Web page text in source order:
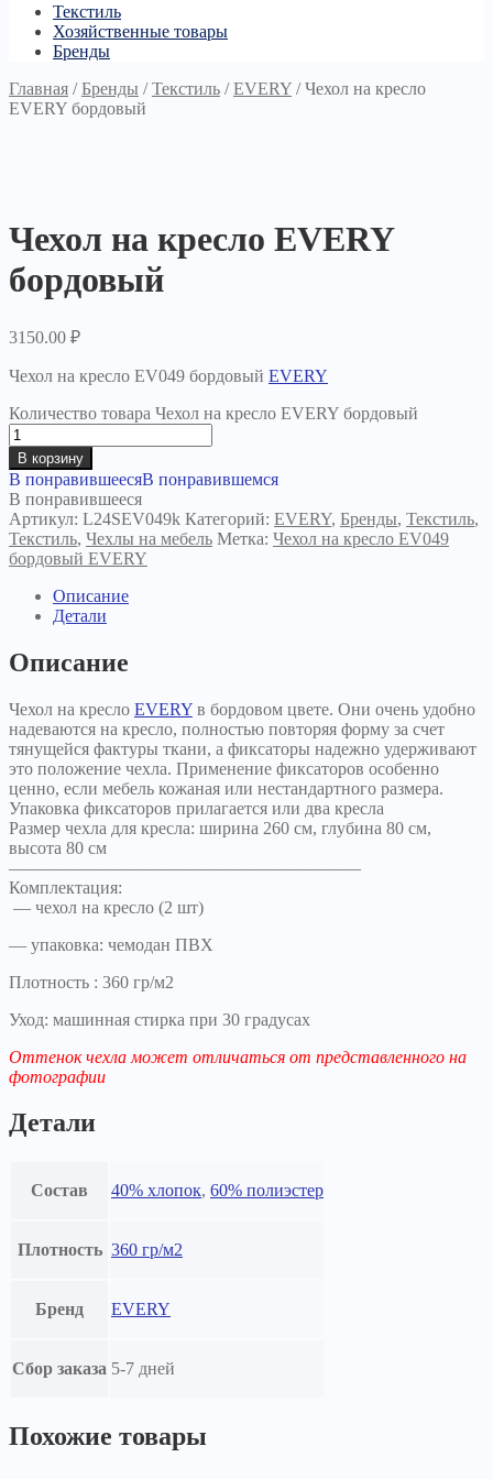
Текстиль
Хозяйственные товары
Бренды
Главная /Бренды /Текстиль /EVERY /Чехол на кресло
EVERY бордовый
Чехол на кресло EVERY
бордовый
3150.00 ₽
Чехол на кресло EV049 бордовый EVERY
Количество товара Чехол на кресло EVERY бордовый
В корзину
В понравившеесяВ понравившемся
В понравившееся
Артикул: L24SEV049k Категорий: EVERY, Бренды, Текстиль,
Текстиль, Чехлы на мебель Метка: Чехол на кресло EV049
бордовый EVERY
Описание
Детали
Описание
Чехол на кресло EVERY в бордовом цвете. Они очень удобно
надеваются на кресло, полностью повторяя форму за счет
тянущейся фактуры ткани, а фиксаторы надежно удерживают
это положение чехла. Применение фиксаторов особенно
ценно, если мебель кожаная или нестандартного размера.
Упаковка фиксаторов прилагается или два кресла
Размер чехла для кресла: ширина 260 см, глубина 80 см,
высота 80 см
————————————————————
Комплектация:
— чехол на кресло (2 шт)
— упаковка: чемодан ПВХ
Плотность : 360 гр/м2
Уход: машинная стирка при 30 градусах
Оттенок чехла может отличаться от представленного на
фотографии
Детали
Состав 40% хлопок, 60% полиэстер
Плотность 360 гр/м2
Бренд EVERY
Сбор заказа 5-7 дней
Похожие товары